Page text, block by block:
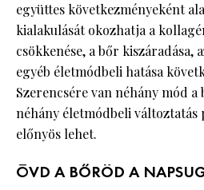
együttes következményeként
kialakulását okozhatja a
csökkenése, a bőr kiszáradása,
egyéb életmódbeli hatása
Szerencsére van néhány mód
néhány életmódbeli változtatás
előnyös lehet.
ÓVD A BŐRÖD A